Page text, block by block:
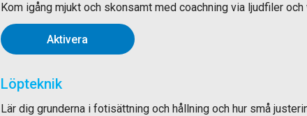
Kom igång mjukt och skonsamt med coachning via ljudfiler
Aktivera
Löpteknik
Lär dig grunderna i fotisättning och hållning och hur små